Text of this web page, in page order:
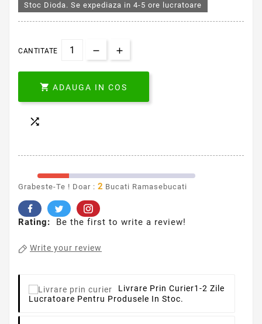
Stoc Dioda. Se expediaza in 4-5 ore lucratoare
CANTITATE
 ADAUGA IN COS

Grabeste-Te ! Doar : 2 Bucati Ramasebucati
Rating: Be the first to write a review!
Write your review
Livrare Prin Curier1-2 Zile
Lucratoare Pentru Produsele In Stoc.